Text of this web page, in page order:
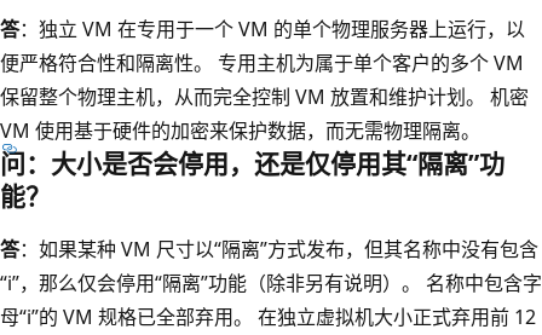
答：独立 VM 在专用于一个 VM 的单个物理服务器上运行，以
便严格符合性和隔离性。 专用主机为属于单个客户的多个 VM
保留整个物理主机，从而完全控制 VM 放置和维护计划。 机密
VM 使用基于硬件的加密来保护数据，而无需物理隔离。
问：大小是否会停用，还是仅停用其“隔离”功
能？
答：如果某种 VM 尺寸以“隔离”方式发布，但其名称中没有包含
“i”，那么仅会停用“隔离”功能（除非另有说明）。 名称中包含字
母“i”的 VM 规格已全部弃用。 在独立虚拟机大小正式弃用前 12